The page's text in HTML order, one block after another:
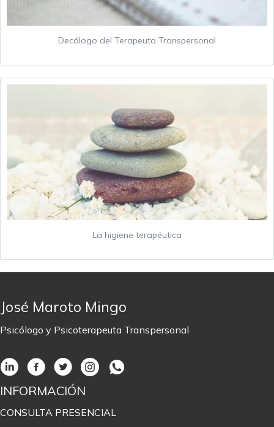
Decálogo del Terapeuta Transpersonal
La higiene terapéutica
José Maroto Mingo
Psicólogo y Psicoterapeuta Transpersonal
INFORMACIÓN
CONSULTA PRESENCIAL